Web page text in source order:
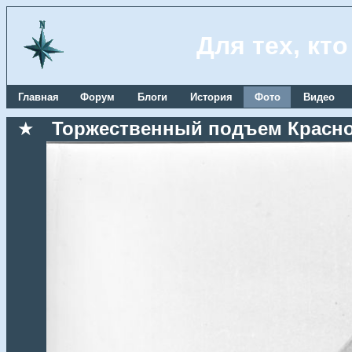
Для тех,
Главная Форум Блоги История Фото Видео
★ Торжественный подъем